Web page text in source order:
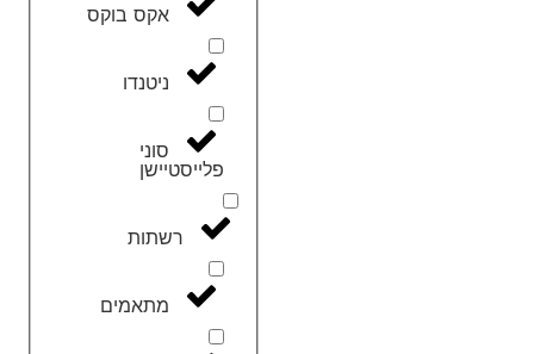
אקס בוקס
ניטנדו
סוני
פלייסטיישן
רשתות
מתאמים